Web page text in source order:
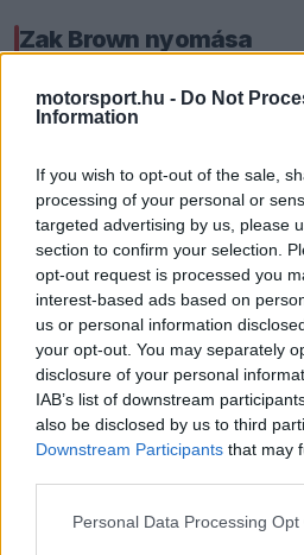
motorsport.hu - Do Not
Information
If you wish to opt-out of the sale,
processing of your personal or
targeted advertising by us, please
section to confirm your selection.
opt-out request is processed you
interest-based ads based on
us or personal information
your opt-out. You may separately
disclosure of your personal
IAB’s list of downstream
also be disclosed by us to third
Downstream Participants that may
Please note that this website/app
Personal Data Processing Opt
Zak Brown nyomása
Az ügy hátterében Zak
nál is jelezte, hogy szerinte
pénzügyileg is
egy vállalat két csapatot
között szoros technikai és
EZEKET IS
FORMA-1
Sainz
ahol a